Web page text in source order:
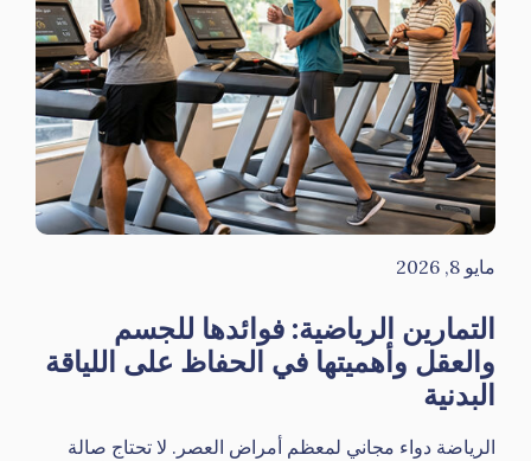
مايو 8, 2026
التمارين الرياضية: فوائدها للجسم
والعقل وأهميتها في الحفاظ على اللياقة
البدنية
الرياضة دواء مجاني لمعظم أمراض العصر. لا تحتاج صالة